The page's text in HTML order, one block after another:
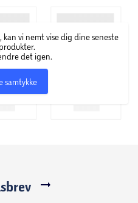
kan vi nemt vise dig dine seneste
det igen.
samtykke